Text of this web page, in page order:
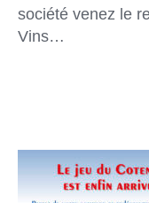
société venez le
Vins…